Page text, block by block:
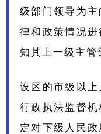
级部门领导为
律和政策情况
知其上一级主管
设区的市级以
行政执法监督
定对下级人民